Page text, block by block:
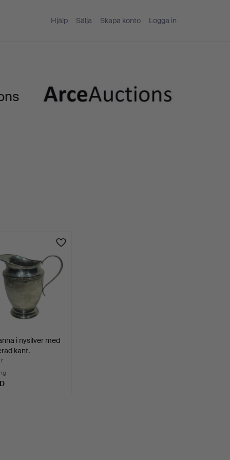
Hjälp Sälja Skapa konto Logga in
i nysilver med
kant.